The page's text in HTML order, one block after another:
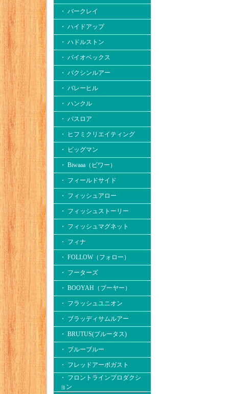
・ バークレイ
・ ハイドアップ
・ ハドルストン
・ バイオベックス
・ バクシンルアー
・ バレーヒル
・ ハンクル
・ バスロア
・ ヒフミクリエイティング
・ ビッグマン
・ Biwaaa（ビワー）
・ フィールドサイド
・ フィッシュアロー
・ フィッシュストーリー
・ フィッシュマグネット
・ フィナ
・ FOLLOW（フォロー）
・ フーターズ
・ BOOYAH（ブーヤー）
・ フラッシュユニオン
・ ブラッディサムルアー
・ BRUTUS(ブルータス)
・ ブルーブルー
・ フレッドアーボガスト
・ フロントラインプロダクシ
ョン